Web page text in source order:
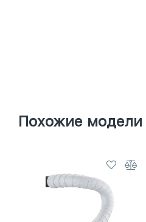
Похожие модели